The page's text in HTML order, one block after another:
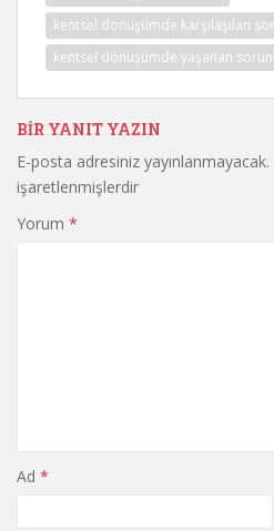
kentsel dönüşümde karşılaşılan
kentsel dönüşümde yaşanan
BIR YANIT YAZIN
E-posta adresiniz yayınlanmayacak.
işaretlenmişlerdir
Yorum *
Ad *